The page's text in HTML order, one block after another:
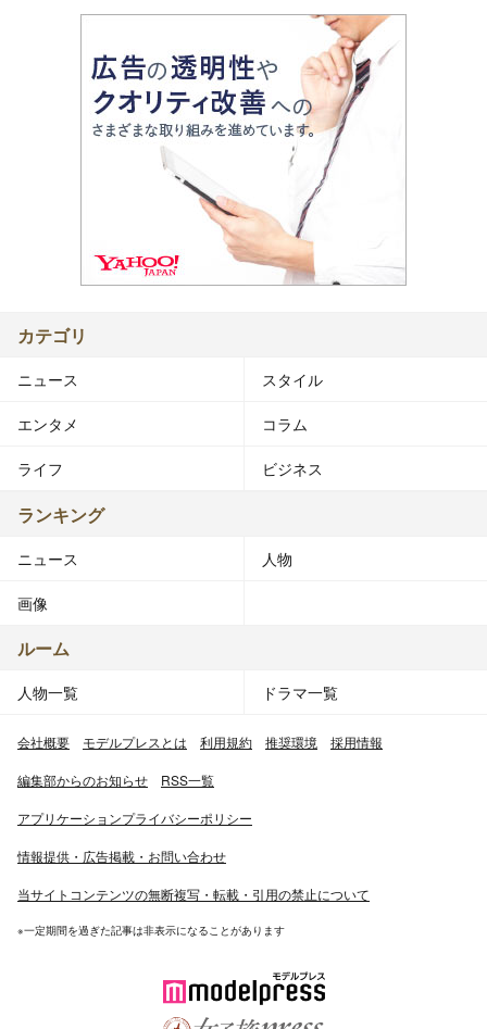
カテゴリ
ニュース スタイル
エンタメ コラム
ライフ ビジネス
ランキング
ニュース 人物
画像
ルーム
人物一覧 ドラマ一覧
会社概要 モデルプレスとは 利用規約 推奨環境 採用情報
編集部からのお知らせ RSS一覧
アプリケーションプライバシーポリシー
情報提供・広告掲載・お問い合わせ
当サイトコンテンツの無断複写・転載・引用の禁止について
※一定期間を過ぎた記事は非表示になることがあります